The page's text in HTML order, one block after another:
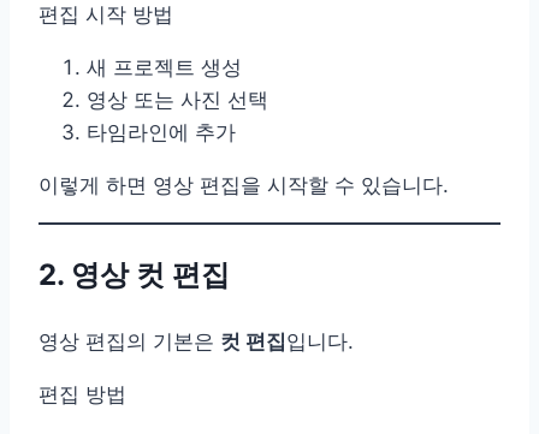
편집 시작 방법
새 프로젝트 생성
영상 또는 사진 선택
타임라인에 추가
이렇게 하면 영상 편집을 시작할 수 있습니다.
2. 영상 컷 편집
영상 편집의 기본은 컷 편집입니다.
편집 방법